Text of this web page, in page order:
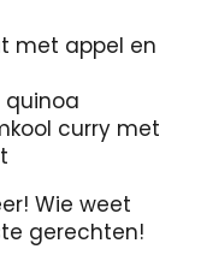
met appel en
quinoa
curry met
Wie weet
gerechten!